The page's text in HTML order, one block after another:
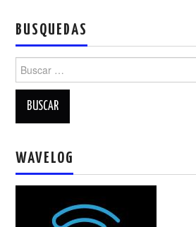
BUSQUEDAS
Buscar:
WAVELOG